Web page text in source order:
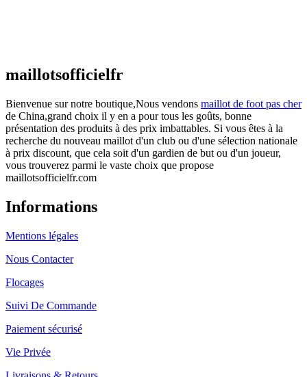
maillotsofficielfr
Bienvenue sur notre boutique,Nous vendons maillot de foot pas cher
de China,grand choix il y en a pour tous les goûts, bonne
présentation des produits à des prix imbattables. Si vous êtes à la
recherche du nouveau maillot d'un club ou d'une sélection nationale
à prix discount, que cela soit d'un gardien de but ou d'un joueur,
vous trouverez parmi le vaste choix que propose
maillotsofficielfr.com
Informations
Mentions légales
Nous Contacter
Flocages
Suivi De Commande
Paiement sécurisé
Vie Privée